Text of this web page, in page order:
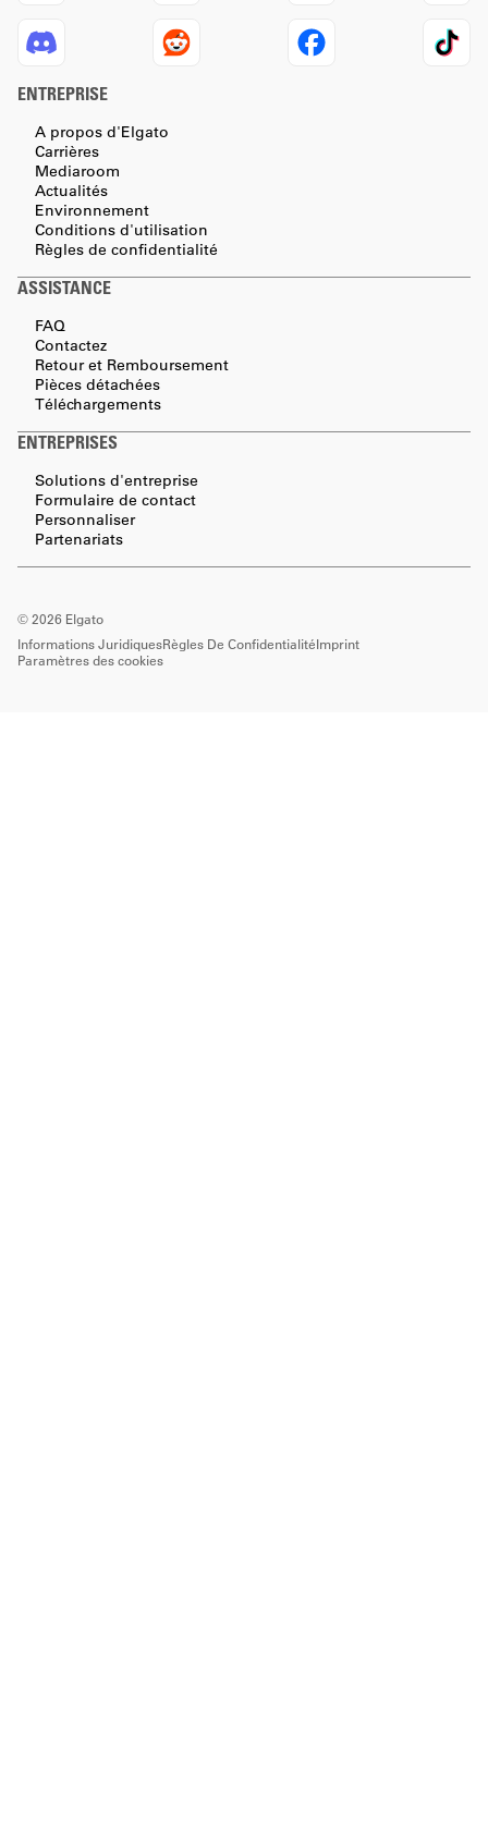
ENTREPRISE
A propos d'Elgato
Carrières
Mediaroom
Actualités
Environnement
Conditions d'utilisation
Règles de confidentialité
ASSISTANCE
FAQ
Contactez
Retour et Remboursement
Pièces détachées
Téléchargements
ENTREPRISES
Solutions d'entreprise
Formulaire de contact
Personnaliser
Partenariats
©2026 Elgato
Informations JuridiquesRègles De ConfidentialitéImprint
Paramètres des cookies